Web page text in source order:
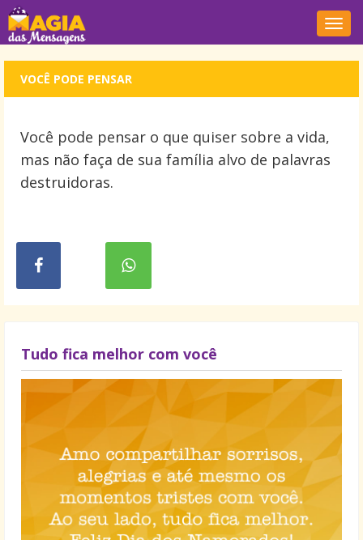
VOCÊ PODE PENSAR
Você pode pensar o que quiser sobre a vida,
mas não faça de sua família alvo de palavras
destruidoras.
Tudo fica melhor com você